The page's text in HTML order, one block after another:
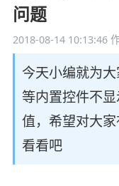
问题
2018-08-14 10:13:46
今天小编就为
等内置控件不
值，希望对大
看看吧